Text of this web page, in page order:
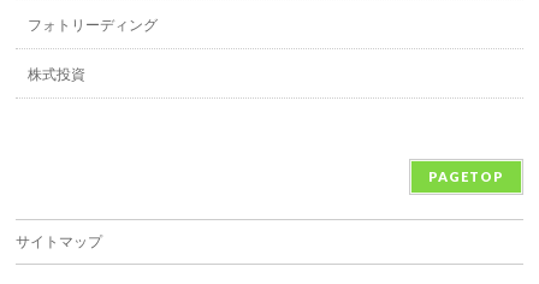
フォトリーディング
株式投資
PAGETOP
サイトマップ